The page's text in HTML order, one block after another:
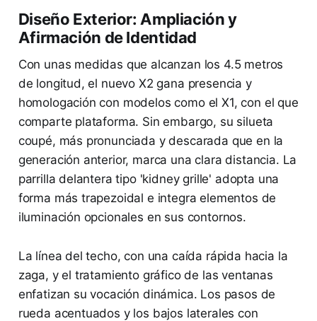
Diseño Exterior: Ampliación y
Afirmación de Identidad
Con unas medidas que alcanzan los 4.5 metros
de longitud, el nuevo X2 gana presencia y
homologación con modelos como el X1, con el que
comparte plataforma. Sin embargo, su silueta
coupé, más pronunciada y descarada que en la
generación anterior, marca una clara distancia. La
parrilla delantera tipo 'kidney grille' adopta una
forma más trapezoidal e integra elementos de
iluminación opcionales en sus contornos.
La línea del techo, con una caída rápida hacia la
zaga, y el tratamiento gráfico de las ventanas
enfatizan su vocación dinámica. Los pasos de
rueda acentuados y los bajos laterales con